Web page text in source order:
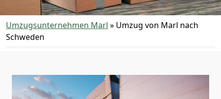
Umzugsunternehmen Marl » Umzug von Marl nach
Schweden